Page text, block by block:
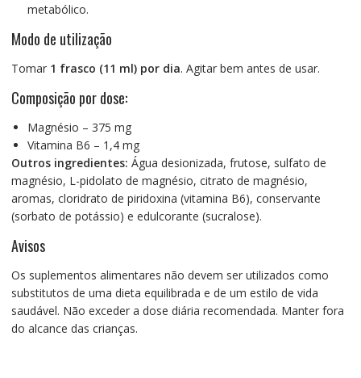
metabólico.
Modo de utilização
Tomar 1 frasco (11 ml) por dia. Agitar bem antes de usar.
Composição por dose:
Magnésio – 375 mg
Vitamina B6 – 1,4 mg
Outros ingredientes: Água desionizada, frutose, sulfato de
magnésio, L-pidolato de magnésio, citrato de magnésio,
aromas, cloridrato de piridoxina (vitamina B6), conservante
(sorbato de potássio) e edulcorante (sucralose).
Avisos
Os suplementos alimentares não devem ser utilizados como
substitutos de uma dieta equilibrada e de um estilo de vida
saudável. Não exceder a dose diária recomendada. Manter fora
do alcance das crianças.